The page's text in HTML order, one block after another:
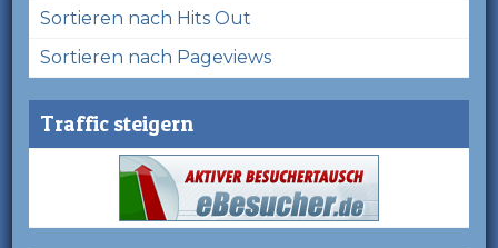
Sortieren nach Hits Out
Sortieren nach Pageviews
Traffic steigern